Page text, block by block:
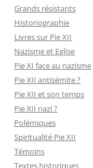
Grands résistants
Historiographie
Livres sur Pie XII
Nazisme et Eglise
Pie XI face au nazisme
Pie XII antisémite ?
Pie XII et son temps
Pie XII nazi ?
Polémiques
Spiritualité Pie XII
Témoins
Textes historiques